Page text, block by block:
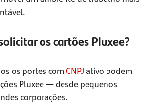
os cartões Pluxee?
os portes comCNPJ ativo podem
Pluxee — desde pequenos
corporações.